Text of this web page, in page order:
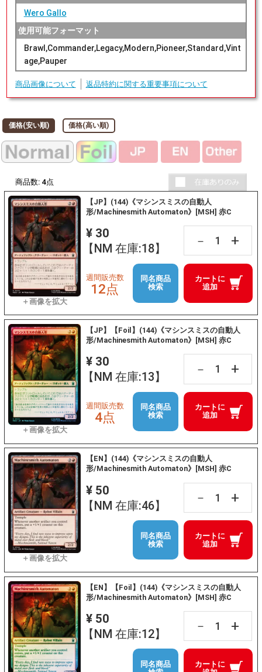
Wero Gallo
使用可能フォーマット
Brawl,Commander,Legacy,Modern,Pioneer,Standard,Vint
age,Pauper
商品画像について 返品特約に関する重要事項について
価格(安い順) 価格(高い順)
商品数: 4点
【JP】(144)《マシンスミスの自動人
形/Machinesmith Automaton》[MSH] 赤C
¥ 30
【NM 在庫:18】
－ +
カートに
追加
週間販売数
12点
同名商品
検索
【JP】【Foil】(144)《マシンスミスの自動人
形/Machinesmith Automaton》[MSH] 赤C
¥ 30
【NM 在庫:13】
－ +
カートに
追加
週間販売数
4点
同名商品
検索
【EN】(144)《マシンスミスの自動人
形/Machinesmith Automaton》[MSH] 赤C
¥ 50
【NM 在庫:46】
－ +
カートに
追加
同名商品
検索
【EN】【Foil】(144)《マシンスミスの自動人
形/Machinesmith Automaton》[MSH] 赤C
¥ 50
【NM 在庫:12】
－ +
カートに
同名商品